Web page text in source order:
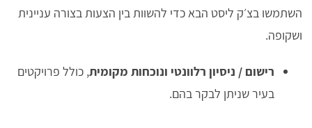
השתמשו בצ׳ק ליסט הבא כדי להשוות בין הצעות בצורה עניינית
ושקופה.
רישום / ניסיון רלוונטי ונוכחות מקומית, כולל פרויקטים
בעיר שניתן לבקר בהם.